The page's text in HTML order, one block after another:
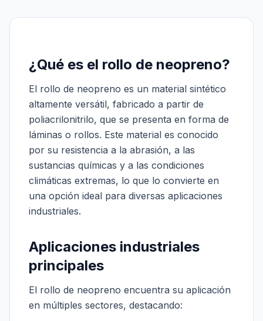
¿Qué es el rollo de neopreno?
El rollo de neopreno es un material sintético
altamente versátil, fabricado a partir de
poliacrilonitrilo, que se presenta en forma de
láminas o rollos. Este material es conocido
por su resistencia a la abrasión, a las
sustancias químicas y a las condiciones
climáticas extremas, lo que lo convierte en
una opción ideal para diversas aplicaciones
industriales.
Aplicaciones industriales
principales
El rollo de neopreno encuentra su aplicación
en múltiples sectores, destacando: